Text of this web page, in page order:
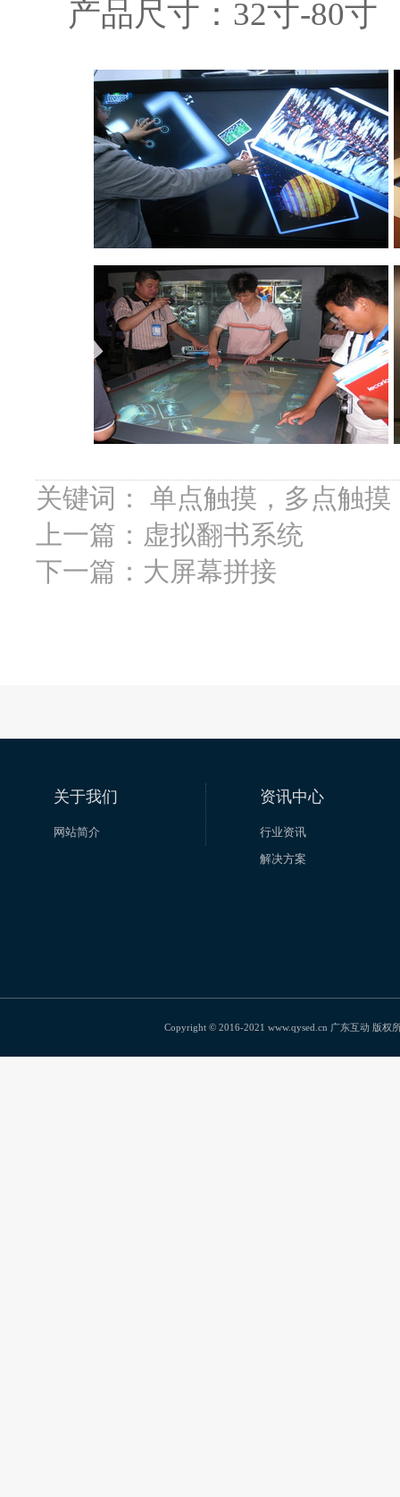
产品尺寸：32寸-80寸
关键词： 单点触摸，多点触
上一篇： 虚拟翻书系统
下一篇： 大屏幕拼接
关于我们
网站简介
资讯中心
行业资讯
解决方案
Copyright © 2016-2021 www.qysed.cn 广东互动 版权